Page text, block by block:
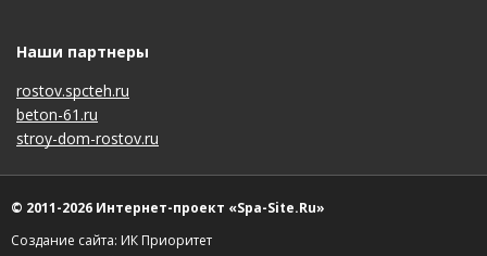
Наши партнеры
rostov.spcteh.ru
beton-61.ru
stroy-dom-rostov.ru
© 2011-2026 Интернет-проект «Spa-Site.Ru»
Создание сайта: ИК Приоритет